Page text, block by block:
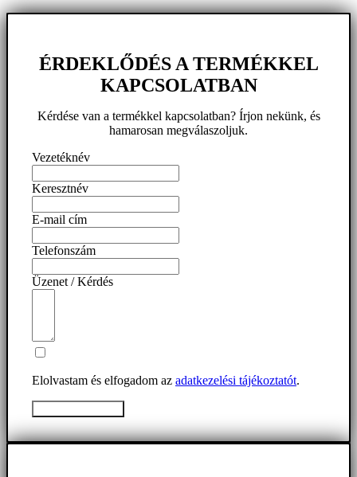
ÉRDEKLŐDÉS A TERMÉKKEL
KAPCSOLATBAN
Kérdése van a termékkel kapcsolatban? Írjon nekünk, és
hamarosan megválaszoljuk.
Vezetéknév
Keresztnév
E-mail cím
Telefonszám
Üzenet / Kérdés
Elolvastam és elfogadom az adatkezelési tájékoztatót.